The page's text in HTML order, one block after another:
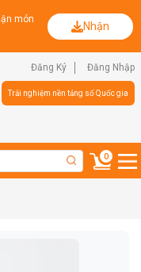
món
Nhận
Đăng Ký Đăng Nhập
Trải nghiệm nền tảng số Quốc gia
0